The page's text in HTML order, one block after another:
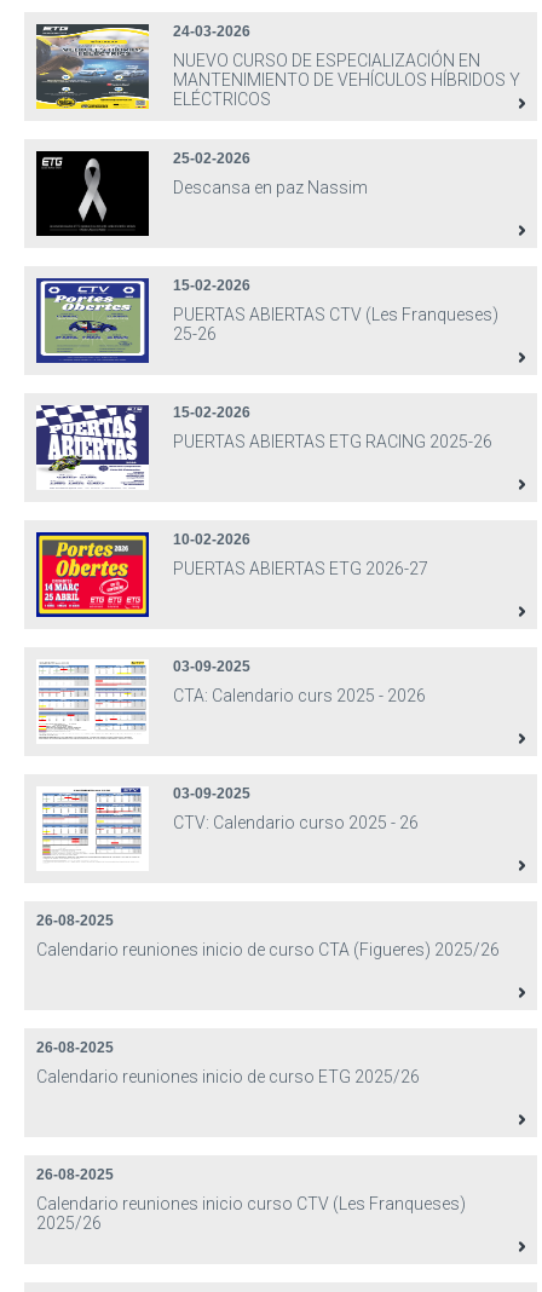
24-03-2026
NUEVO CURSO DE ESPECIALIZACIÓN EN
MANTENIMIENTO DE VEHÍCULOS HÍBRIDOS Y
ELÉCTRICOS
25-02-2026
Descansa en paz Nassim
15-02-2026
PUERTAS ABIERTAS CTV (Les Franqueses)
25-26
15-02-2026
PUERTAS ABIERTAS ETG RACING 2025-26
10-02-2026
PUERTAS ABIERTAS ETG 2026-27
03-09-2025
CTA: Calendario curs 2025 - 2026
03-09-2025
CTV: Calendario curso 2025 - 26
26-08-2025
Calendario reuniones inicio de curso CTA (Figueres) 2025/26
26-08-2025
Calendario reuniones inicio de curso ETG 2025/26
26-08-2025
Calendario reuniones inicio curso CTV (Les Franqueses)
2025/26